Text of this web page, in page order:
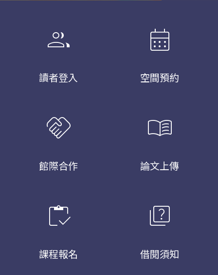
group
讀者登入
calendar_month
空間預約
handshake
館際合作
menu_book
論文上傳
inventory
課程報名
quiz
借閱須知